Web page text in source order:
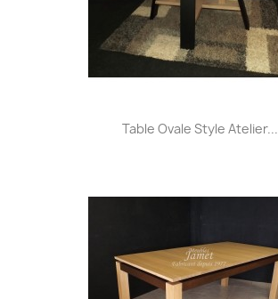
Table Ovale Style Atelier...